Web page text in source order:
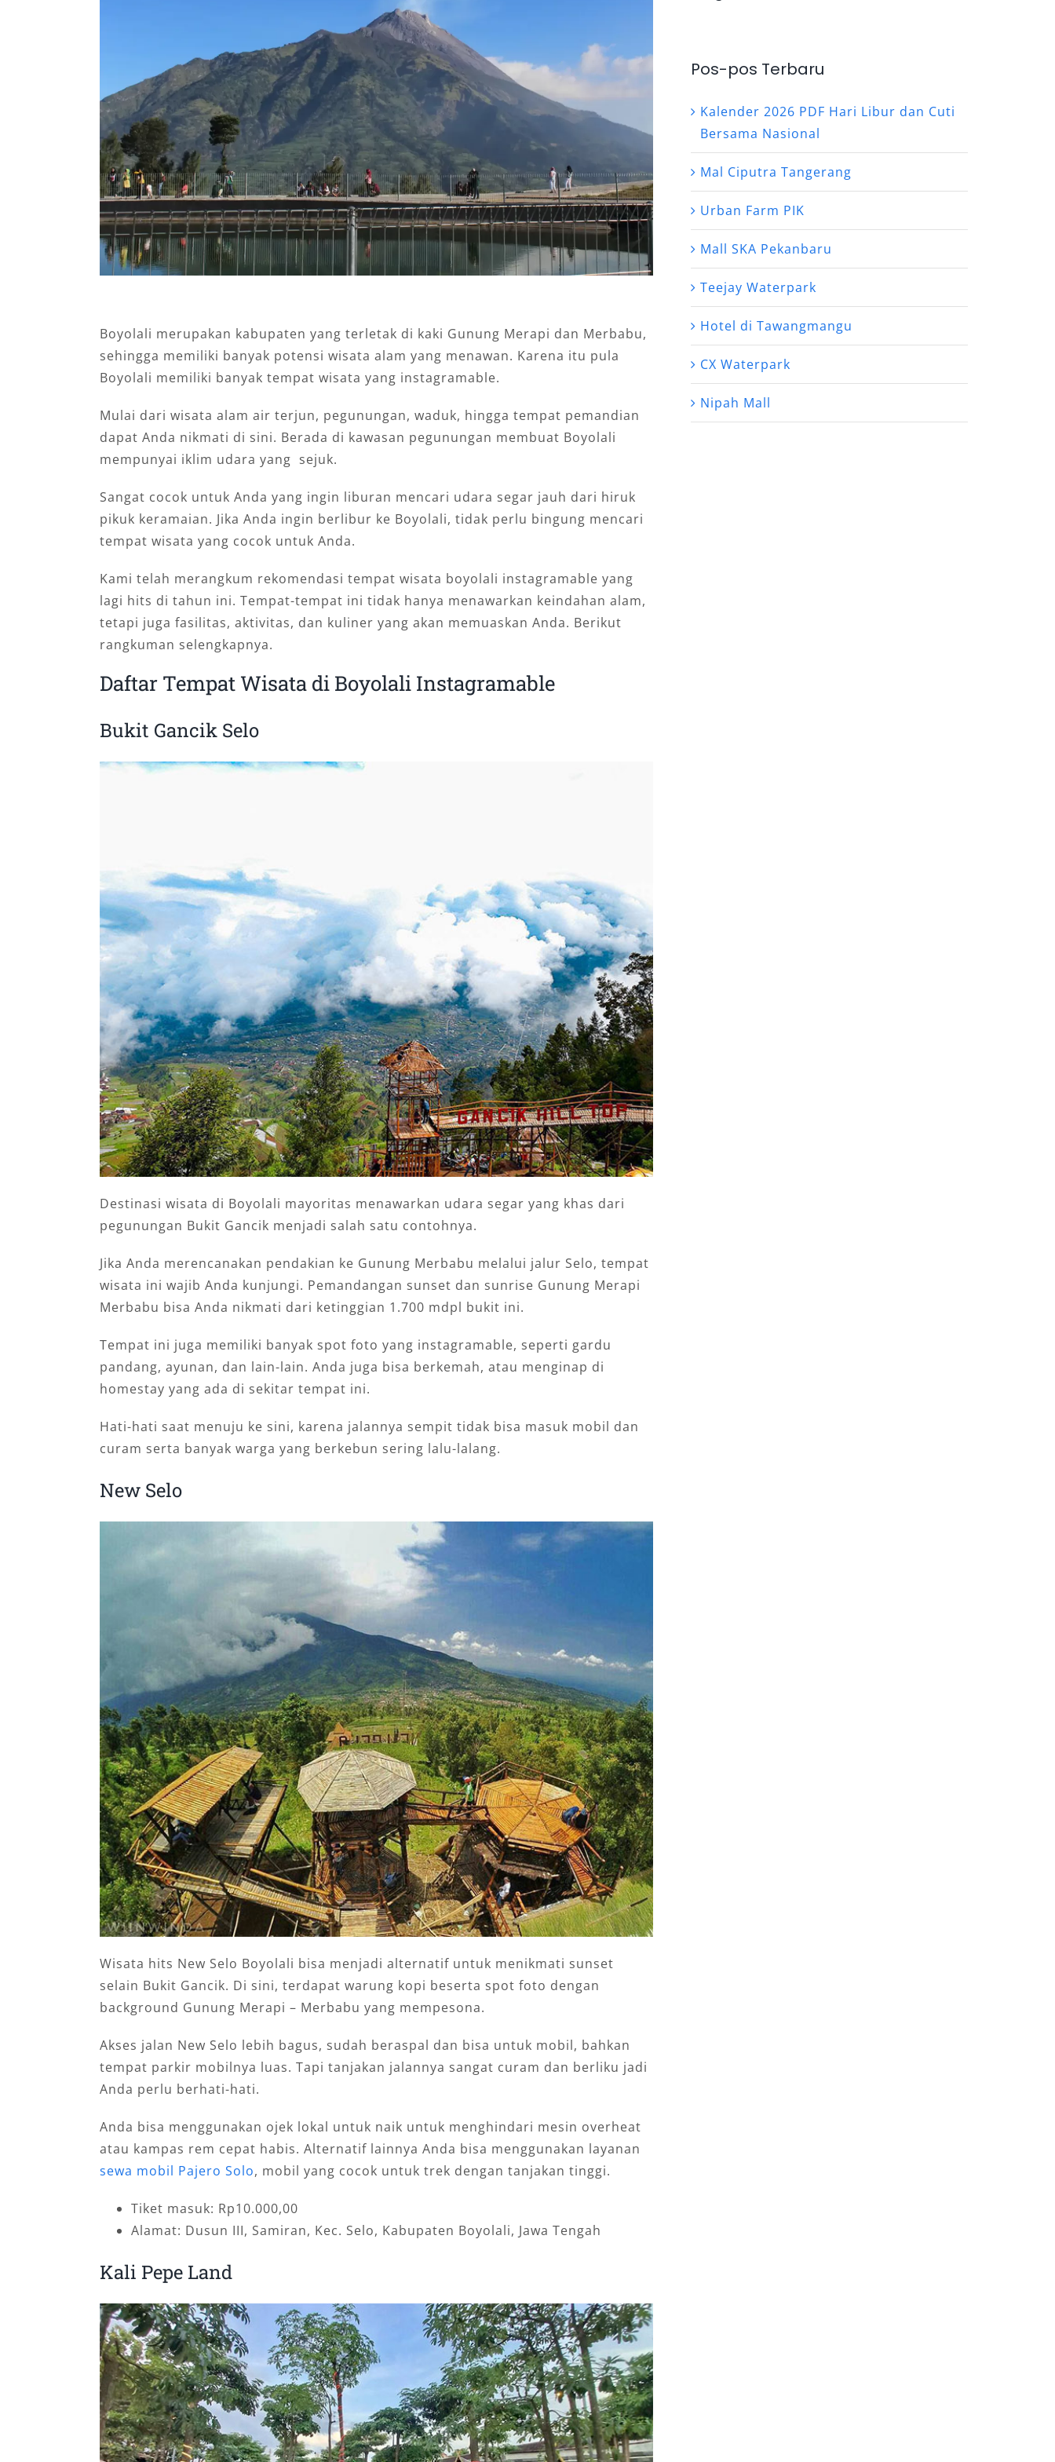
Boyolali merupakan kabupaten yang terletak di kaki Gunung Merapi dan Merbabu,
sehingga memiliki banyak potensi wisata alam yang menawan. Karena itu pula
Boyolali memiliki banyak tempat wisata yang instagramable.
Mulai dari wisata alam air terjun, pegunungan, waduk, hingga tempat pemandian
dapat Anda nikmati di sini. Berada di kawasan pegunungan membuat Boyolali
mempunyai iklim udara yang sejuk.
Sangat cocok untuk Anda yang ingin liburan mencari udara segar jauh dari hiruk
pikuk keramaian. Jika Anda ingin berlibur ke Boyolali, tidak perlu bingung mencari
tempat wisata yang cocok untuk Anda.
Kami telah merangkum rekomendasi tempat wisata boyolali instagramable yang
lagi hits di tahun ini. Tempat-tempat ini tidak hanya menawarkan keindahan alam,
tetapi juga fasilitas, aktivitas, dan kuliner yang akan memuaskan Anda. Berikut
rangkuman selengkapnya.
Daftar Tempat Wisata di Boyolali Instagramable
Bukit Gancik Selo
Destinasi wisata di Boyolali mayoritas menawarkan udara segar yang khas dari
pegunungan Bukit Gancik menjadi salah satu contohnya.
Jika Anda merencanakan pendakian ke Gunung Merbabu melalui jalur Selo, tempat
wisata ini wajib Anda kunjungi. Pemandangan sunset dan sunrise Gunung Merapi
Merbabu bisa Anda nikmati dari ketinggian 1.700 mdpl bukit ini.
Tempat ini juga memiliki banyak spot foto yang instagramable, seperti gardu
pandang, ayunan, dan lain-lain. Anda juga bisa berkemah, atau menginap di
homestay yang ada di sekitar tempat ini.
Hati-hati saat menuju ke sini, karena jalannya sempit tidak bisa masuk mobil dan
curam serta banyak warga yang berkebun sering lalu-lalang.
New Selo
Wisata hits New Selo Boyolali bisa menjadi alternatif untuk menikmati sunset
selain Bukit Gancik. Di sini, terdapat warung kopi beserta spot foto dengan
background Gunung Merapi – Merbabu yang mempesona.
Akses jalan New Selo lebih bagus, sudah beraspal dan bisa untuk mobil, bahkan
tempat parkir mobilnya luas. Tapi tanjakan jalannya sangat curam dan berliku jadi
Anda perlu berhati-hati.
Anda bisa menggunakan ojek lokal untuk naik untuk menghindari mesin overheat
atau kampas rem cepat habis. Alternatif lainnya Anda bisa menggunakan layanan
sewa mobil Pajero Solo, mobil yang cocok untuk trek dengan tanjakan tinggi.
Tiket masuk: Rp10.000,00
Alamat: Dusun III, Samiran, Kec. Selo, Kabupaten Boyolali, Jawa Tengah
Kali Pepe Land
Pos-pos Terbaru
Kalender 2026 PDF Hari Libur dan Cuti
Bersama Nasional
Mal Ciputra Tangerang
Urban Farm PIK
Mall SKA Pekanbaru
Teejay Waterpark
Hotel di Tawangmangu
CX Waterpark
Nipah Mall